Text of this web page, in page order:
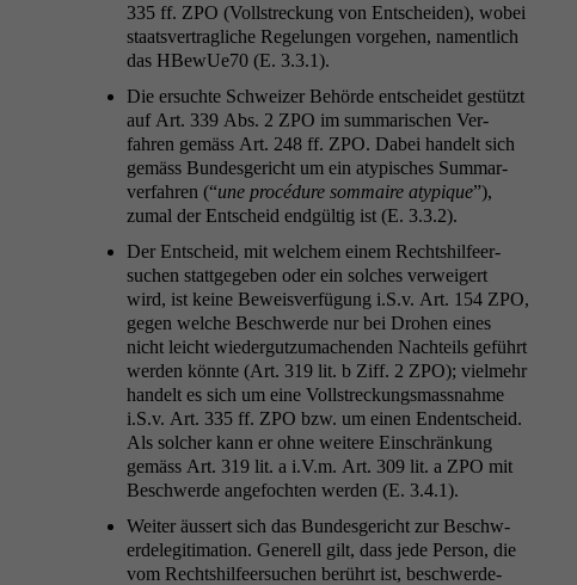
335 ff. ZPO (Voll­streck­ung von Entschei­den), wobei
staatsver­tragliche Regelun­gen vorge­hen, namentlich
das HBewUe70 (E. 3.3.1).
Die ersuchte Schweiz­er Behörde entschei­det gestützt
auf Art. 339 Abs. 2 ZPO im sum­marischen Ver­
fahren gemäss Art. 248 ff. ZPO. Dabei han­delt sich
gemäss Bun­des­gericht um ein atyp­is­ches Sum­mar­
ver­fahren (“une procé­dure som­maire atyp­ique”),
zumal der Entscheid endgültig ist (E. 3.3.2).
Der Entscheid, mit welchem einem Recht­shil­feer­
suchen stattgegeben oder ein solch­es ver­weigert
wird, ist keine Beweisver­fü­gung i.S.v. Art. 154 ZPO,
gegen welche Beschw­erde nur bei Dro­hen eines
nicht leicht wiedergutzu­machen­den Nachteils geführt
wer­den kön­nte (Art. 319 lit. b Ziff. 2 ZPO); vielmehr
han­delt es sich um eine Voll­streck­ungs­mass­nahme
i.S.v. Art. 335 ff. ZPO bzw. um einen Endentscheid.
Als solch­er kann er ohne weit­ere Ein­schränkung
gemäss Art. 319 lit. a i.V.m. Art. 309 lit. a ZPO mit
Beschw­erde ange­focht­en wer­den (E. 3.4.1).
Weit­er äussert sich das Bun­des­gericht zur Beschw­
erdele­git­i­ma­tion. Generell gilt, dass jede Per­son, die
vom Recht­shil­feer­suchen berührt ist, beschw­erde­